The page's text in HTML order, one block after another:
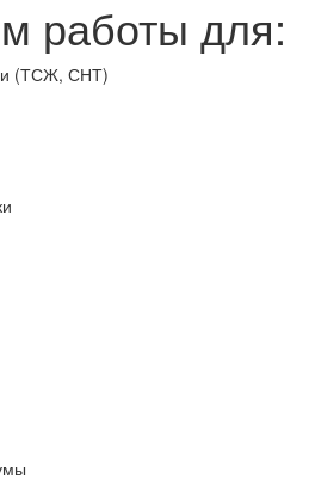
работы для:
(ТСЖ, СНТ)